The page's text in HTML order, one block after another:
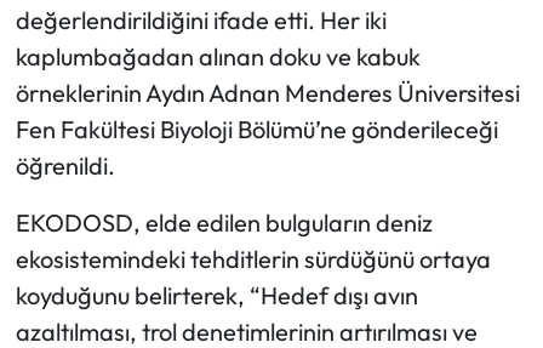
değerlendirildiğini ifade etti. Her iki
kaplumbağadan alınan doku ve kabuk
örneklerinin Aydın Adnan Menderes Üniversitesi
Fen Fakültesi Biyoloji Bölümü’ne gönderileceği
öğrenildi.
EKODOSD, elde edilen bulguların deniz
ekosistemindeki tehditlerin sürdüğünü ortaya
koyduğunu belirterek, “Hedef dışı avın
azaltılması, trol denetimlerinin artırılması ve